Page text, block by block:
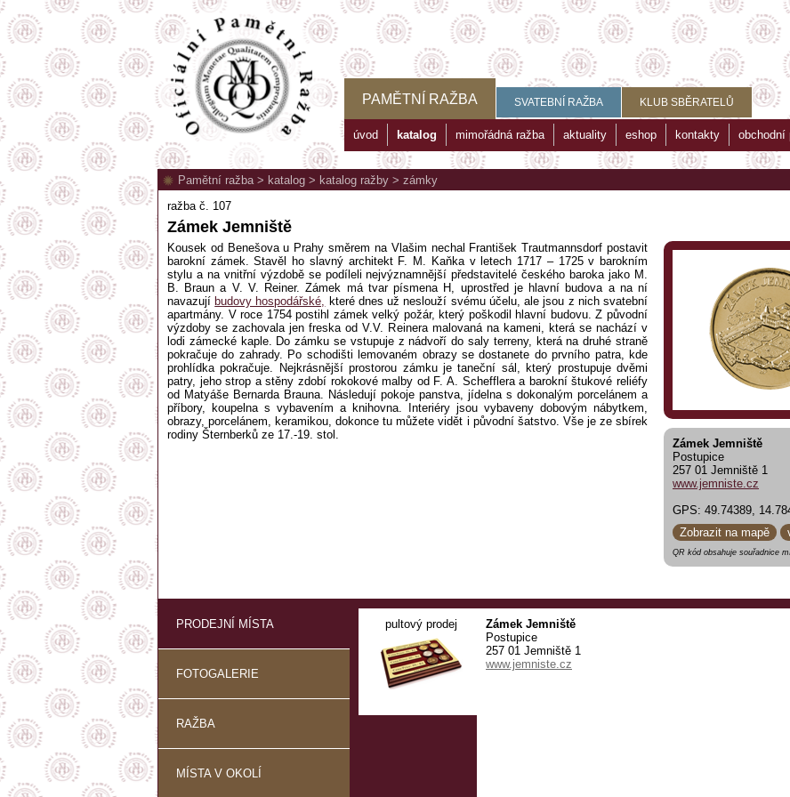
PAMĚTNÍ RAŽBA SVATEBNÍ RAŽBA KLUB SBĚRATELŮ
úvod katalog mimořádná ražba aktuality eshop kontakty obchodní
Pamětní ražba> katalog > katalog ražby > zámky
ražba č. 107
Zámek Jemniště
Zámek Jemniště
Postupice
257 01 Jemniště 1
www.jemniste.cz
GPS: 49.74389,
Zobrazit na mapě
QR kód obsahuje souřadnice
Kousek od Benešova u Prahy směrem na Vlašim nechal František Trautmannsdorf postavit
barokní zámek. Stavěl ho slavný architekt F. M. Kaňka v letech 1717 – 1725 v barokním
stylu a na vnitřní výzdobě se podíleli nejvýznamnější představitelé českého baroka jako M.
B. Braun a V. V. Reiner. Zámek má tvar písmena H, uprostřed je hlavní budova a na ní
navazují budovy hospodářské, které dnes už neslouží svému účelu, ale jsou z nich svatební
apartmány. V roce 1754 postihl zámek velký požár, který poškodil hlavní budovu. Z původní
výzdoby se zachovala jen freska od V.V. Reinera malovaná na kameni, která se nachází v
lodi zámecké kaple. Do zámku se vstupuje z nádvoří do saly terreny, která na druhé straně
pokračuje do zahrady. Po schodišti lemovaném obrazy se dostanete do prvního patra, kde
prohlídka pokračuje. Nejkrásnější prostorou zámku je taneční sál, který prostupuje dvěmi
patry, jeho strop a stěny zdobí rokokové malby od F. A. Schefflera a barokní štukové reliéfy
od Matyáše Bernarda Brauna. Následují pokoje panstva, jídelna s dokonalým porcelánem a
příbory, koupelna s vybavením a knihovna. Interiéry jsou vybaveny dobovým nábytkem,
obrazy, porcelánem, keramikou, dokonce tu můžete vidět i původní šatstvo. Vše je ze sbírek
rodiny Šternberků ze 17.-19. stol.
PRODEJNÍ MÍSTA
FOTOGALERIE
RAŽBA
MÍSTA V OKOLÍ
pultový prodej
Zámek Jemniště
Postupice
257 01 Jemniště 1
www.jemniste.cz